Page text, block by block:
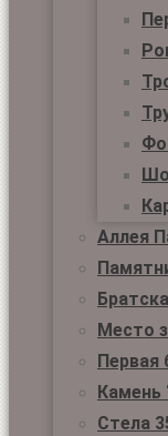
Аллея
Место
Первая
Камень
Стела